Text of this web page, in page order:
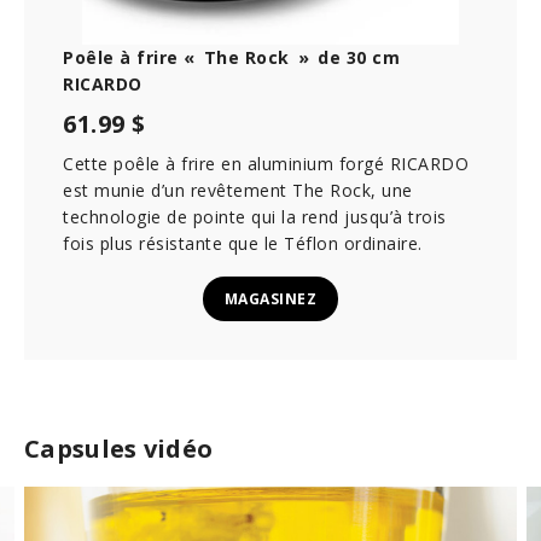
Capsules vidéo
Poêle à frire « The Rock » de 30 cm
RICARDO
61.99 $
Cette poêle à frire en aluminium forgé RICARDO
est munie d’un revêtement The Rock, une
technologie de pointe qui la rend jusqu’à trois
fois plus résistante que le Téflon ordinaire.
MAGASINEZ